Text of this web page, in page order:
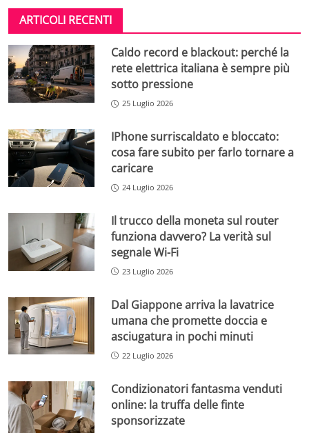
ARTICOLI RECENTI
Caldo record e blackout: perché la
rete elettrica italiana è sempre più
sotto pressione
25 Luglio 2026
IPhone surriscaldato e bloccato:
cosa fare subito per farlo tornare a
caricare
24 Luglio 2026
Il trucco della moneta sul router
funziona davvero? La verità sul
segnale Wi-Fi
23 Luglio 2026
Dal Giappone arriva la lavatrice
umana che promette doccia e
asciugatura in pochi minuti
22 Luglio 2026
Condizionatori fantasma venduti
online: la truffa delle finte
sponsorizzate